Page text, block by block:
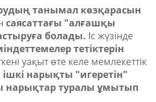
танымал көзқарасын
саясаттағы "алғашқы
болады. Іс жүзінде
тетіктерін
уақыт өте келе мемлекеттік
ішкі нарықты "игеретін"
нарықтар туралы ұмытып